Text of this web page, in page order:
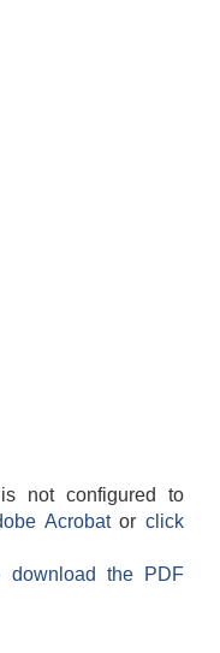
not configured to
Acrobatorclick
download the PDF